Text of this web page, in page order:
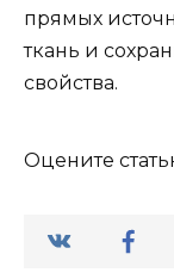
прямых
ткань и
свойства.
Оцените